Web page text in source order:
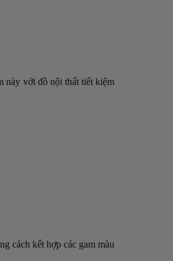
này với đồ nội thất tiết kiệm
cách kết hợp các gam màu